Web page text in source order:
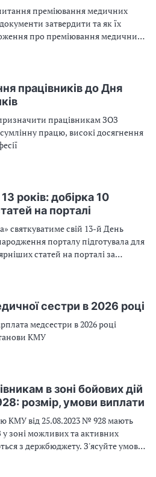
преміювання медичних
затвердити та як їх
про преміювання медичних
працівників до Дня
працівникам ЗОЗ
працю, високі досягнення
років: добірка 10
на порталі
святкуватиме свій 13-й День
порталу підготувала для
статей на порталі за
сестри в 2026 році
медсестри в 2026 році
КМУ
в зоні бойових дій
розмір, умови виплати
КМУ від 25.08.2023 № 928 мають
зоні можливих та активних
з держбюджету. З'ясуйте умови